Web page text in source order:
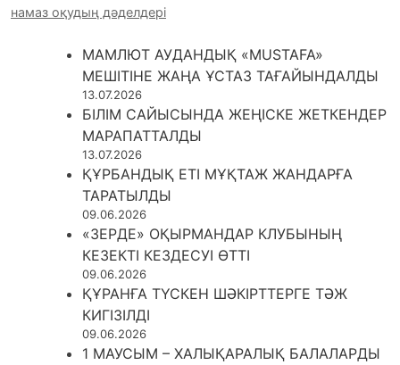
намаз оқудың дәделдері
МАМЛЮТ АУДАНДЫҚ «MUSTAFA»
МЕШІТІНЕ ЖАҢА ҰСТАЗ ТАҒАЙЫНДАЛДЫ
13.07.2026
БІЛІМ САЙЫСЫНДА ЖЕҢІСКЕ ЖЕТКЕНДЕР
МАРАПАТТАЛДЫ
13.07.2026
ҚҰРБАНДЫҚ ЕТІ МҰҚТАЖ ЖАНДАРҒА
ТАРАТЫЛДЫ
09.06.2026
«ЗЕРДЕ» ОҚЫРМАНДАР КЛУБЫНЫҢ
КЕЗЕКТІ КЕЗДЕСУІ ӨТТІ
09.06.2026
ҚҰРАНҒА ТҮСКЕН ШӘКІРТТЕРГЕ ТӘЖ
КИГІЗІЛДІ
09.06.2026
1 МАУСЫМ – ХАЛЫҚАРАЛЫҚ БАЛАЛАРДЫ